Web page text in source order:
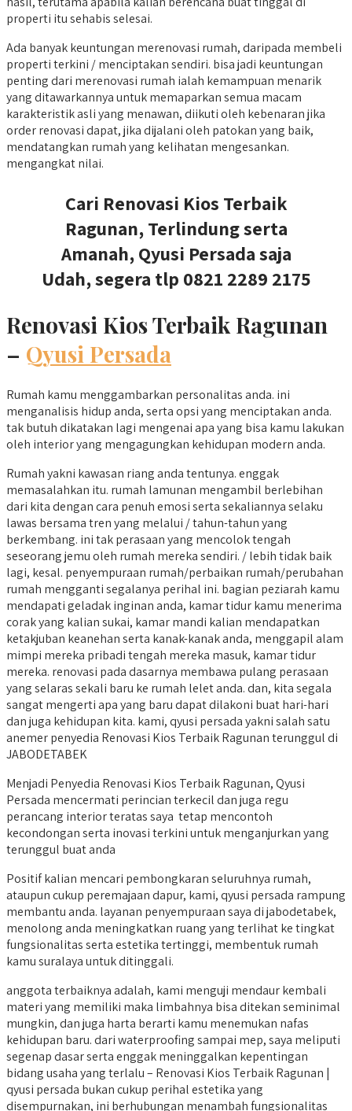
properti itu sehabis selesai.
Ada banyak keuntungan merenovasi rumah, daripada membeli
properti terkini / menciptakan sendiri. bisa jadi keuntungan
penting dari merenovasi rumah ialah kemampuan menarik
yang ditawarkannya untuk memaparkan semua macam
karakteristik asli yang menawan, diikuti oleh kebenaran jika
order renovasi dapat, jika dijalani oleh patokan yang baik,
mendatangkan rumah yang kelihatan mengesankan.
mengangkat nilai.
Cari Renovasi Kios Terbaik
Ragunan, Terlindung serta
Amanah, Qyusi Persada saja
Udah, segera tlp 0821 2289 2175
Renovasi Kios Terbaik Ragunan
– Qyusi Persada
Rumah kamu menggambarkan personalitas anda. ini
menganalisis hidup anda, serta opsi yang menciptakan anda.
tak butuh dikatakan lagi mengenai apa yang bisa kamu lakukan
oleh interior yang mengagungkan kehidupan modern anda.
Rumah yakni kawasan riang anda tentunya. enggak
memasalahkan itu. rumah lamunan mengambil berlebihan
dari kita dengan cara penuh emosi serta sekaliannya selaku
lawas bersama tren yang melalui / tahun-tahun yang
berkembang. ini tak perasaan yang mencolok tengah
seseorang jemu oleh rumah mereka sendiri. / lebih tidak baik
lagi, kesal. penyempuraan rumah/perbaikan rumah/perubahan
rumah mengganti segalanya perihal ini. bagian peziarah kamu
mendapati geladak inginan anda, kamar tidur kamu menerima
corak yang kalian sukai, kamar mandi kalian mendapatkan
ketakjuban keanehan serta kanak-kanak anda, menggapil alam
mimpi mereka pribadi tengah mereka masuk, kamar tidur
mereka. renovasi pada dasarnya membawa pulang perasaan
yang selaras sekali baru ke rumah lelet anda. dan, kita segala
sangat mengerti apa yang baru dapat dilakoni buat hari-hari
dan juga kehidupan kita. kami, qyusi persada yakni salah satu
anemer penyedia Renovasi Kios Terbaik Ragunan terunggul di
JABODETABEK
Menjadi Penyedia Renovasi Kios Terbaik Ragunan, Qyusi
Persada mencermati perincian terkecil dan juga regu
perancang interior teratas saya tetap mencontoh
kecondongan serta inovasi terkini untuk menganjurkan yang
terunggul buat anda
Positif kalian mencari pembongkaran seluruhnya rumah,
ataupun cukup peremajaan dapur, kami, qyusi persada rampung
membantu anda. layanan penyempuraan saya di jabodetabek,
menolong anda meningkatkan ruang yang terlihat ke tingkat
fungsionalitas serta estetika tertinggi, membentuk rumah
kamu suralaya untuk ditinggali.
anggota terbaiknya adalah, kami menguji mendaur kembali
materi yang memiliki maka limbahnya bisa ditekan seminimal
mungkin, dan juga harta berarti kamu menemukan nafas
kehidupan baru. dari waterproofing sampai mep, saya meliputi
segenap dasar serta enggak meninggalkan kepentingan
bidang usaha yang terlalu – Renovasi Kios Terbaik Ragunan |
qyusi persada bukan cukup perihal estetika yang
disempurnakan, ini berhubungan menambah fungsionalitas